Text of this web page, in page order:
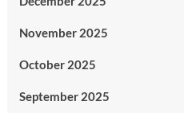
November 2025
October 2025
September 2025